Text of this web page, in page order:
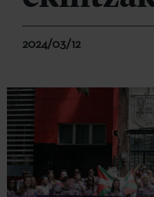
2024/03/12